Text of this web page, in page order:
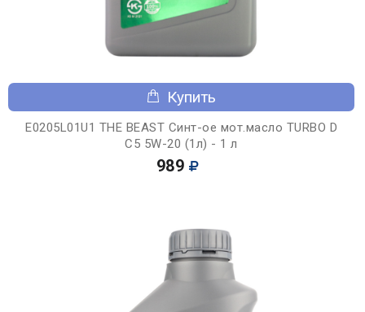
Купить
E0205L01U1 THE BEAST Синт-ое мот.масло TURBO D
C5 5W-20 (1л) - 1 л
989